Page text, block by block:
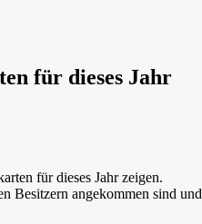
für dieses Jahr
für dieses Jahr zeigen.
Besitzern angekommen sind